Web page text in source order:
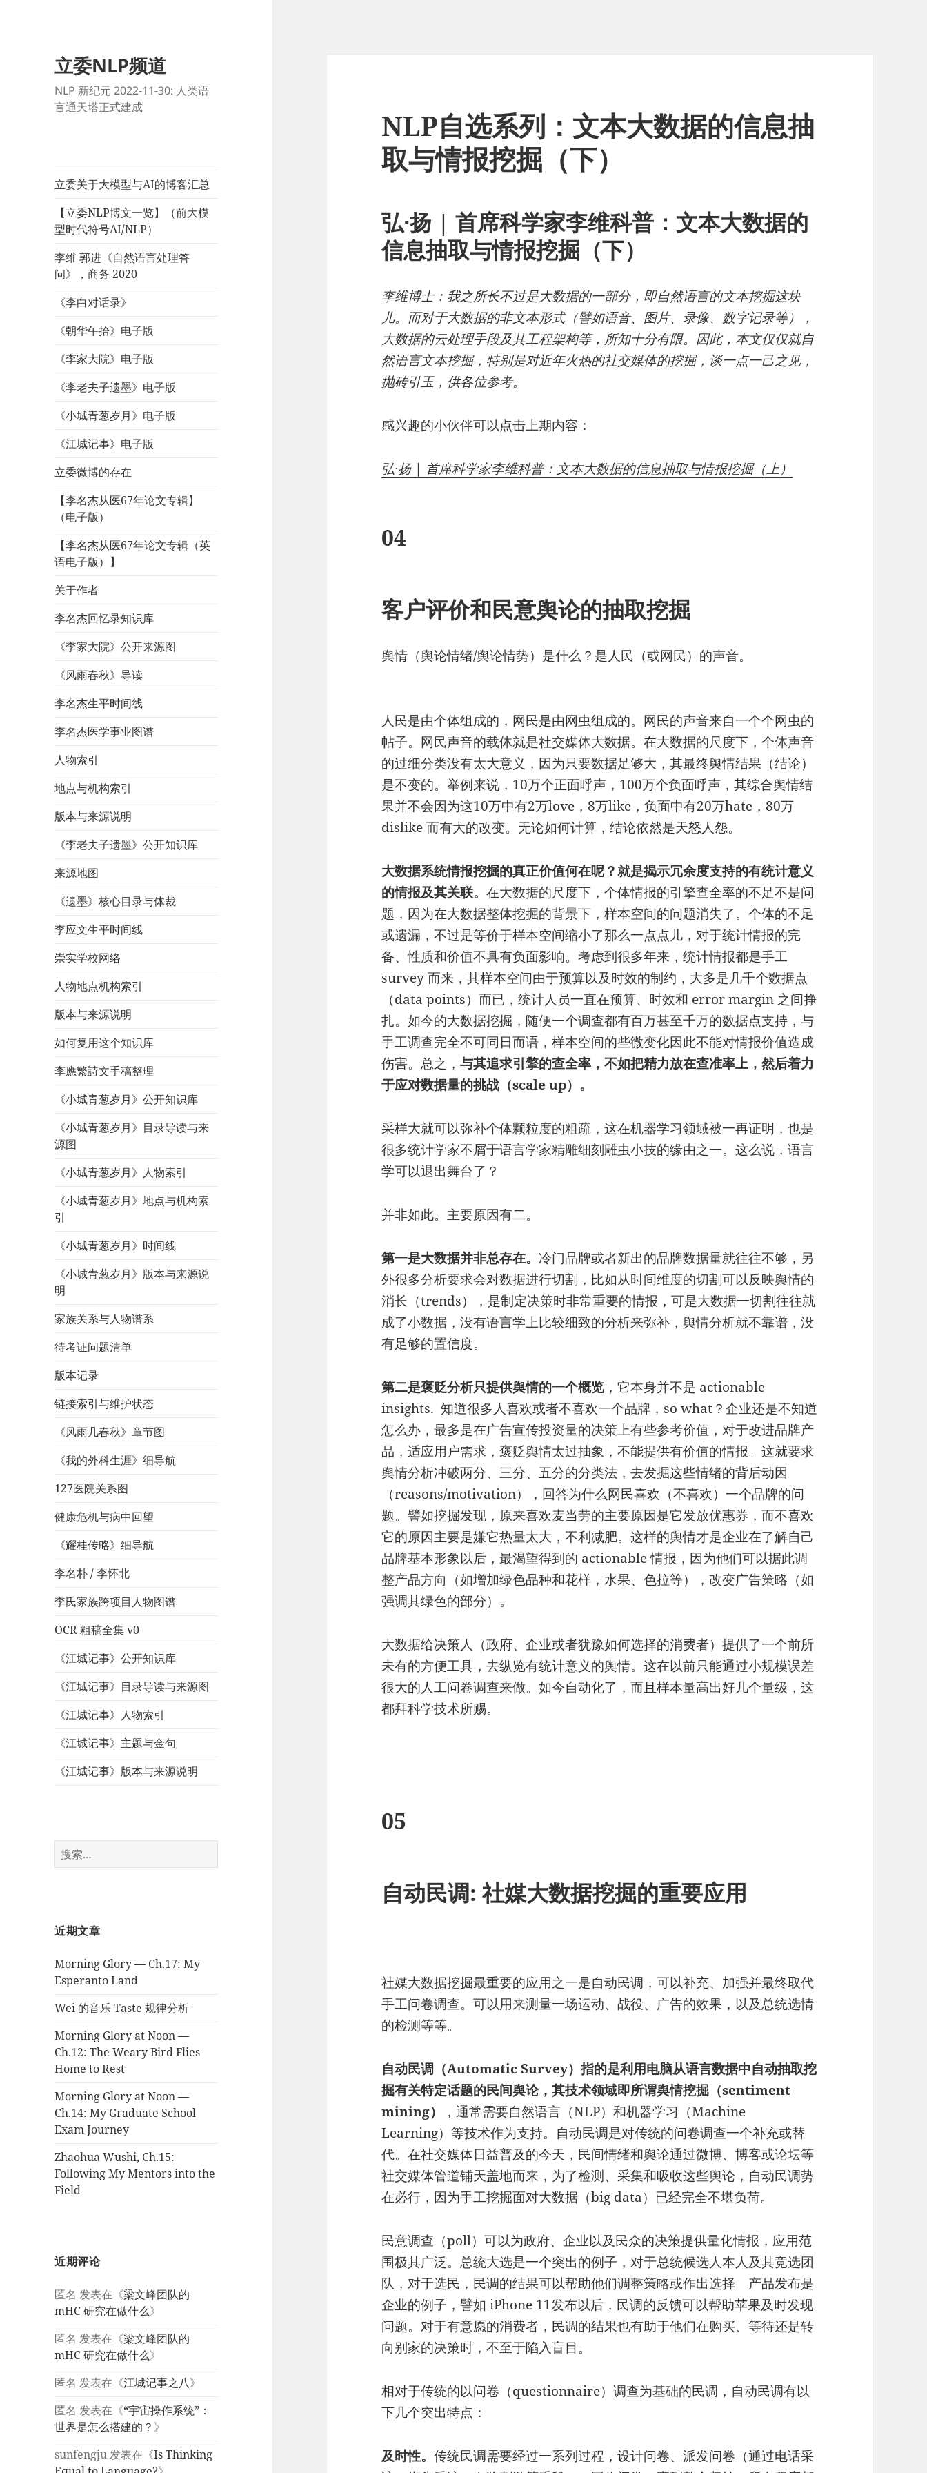
立委NLP频道
NLP 新纪元 2022-11-30: 人类语
言通天塔正式建成
立委关于大模型与AI的博客汇总
【立委NLP博文一览】（前大模
型时代符号AI/NLP）
李维 郭进《自然语言处理答
问》，商务 2020
《李白对话录》
《朝华午拾》电子版
《李家大院》电子版
《李老夫子遗墨》电子版
《小城青葱岁月》电子版
《江城记事》电子版
立委微博的存在
【李名杰从医67年论文专辑】
（电子版）
【李名杰从医67年论文专辑（英
语电子版）】
关于作者
李名杰回忆录知识库
《李家大院》公开来源图
《风雨春秋》导读
李名杰生平时间线
李名杰医学事业图谱
人物索引
地点与机构索引
版本与来源说明
《李老夫子遗墨》公开知识库
来源地图
《遗墨》核心目录与体裁
李应文生平时间线
崇实学校网络
人物地点机构索引
版本与来源说明
如何复用这个知识库
李應繁詩文手稿整理
《小城青葱岁月》公开知识库
《小城青葱岁月》目录导读与来
源图
《小城青葱岁月》人物索引
《小城青葱岁月》地点与机构索
引
《小城青葱岁月》时间线
《小城青葱岁月》版本与来源说
明
家族关系与人物谱系
待考证问题清单
版本记录
链接索引与维护状态
《风雨几春秋》章节图
《我的外科生涯》细导航
127医院关系图
健康危机与病中回望
《耀桂传略》细导航
李名朴 / 李怀北
李氏家族跨项目人物图谱
OCR 粗稿全集 v0
《江城记事》公开知识库
《江城记事》目录导读与来源图
《江城记事》人物索引
《江城记事》主题与金句
《江城记事》版本与来源说明
搜
索：
近期文章
Morning Glory — Ch.17: My
Esperanto Land
Wei 的音乐 Taste 规律分析
Morning Glory at Noon —
Ch.12: The Weary Bird Flies
Home to Rest
Morning Glory at Noon —
Ch.14: My Graduate School
Exam Journey
Zhaohua Wushi, Ch.15:
Following My Mentors into the
Field
近期评论
匿名 发表在《梁文峰团队的
mHC 研究在做什么》
匿名 发表在《梁文峰团队的
mHC 研究在做什么》
匿名 发表在《江城记事之八》
匿名 发表在《“宇宙操作系统”：
世界是怎么搭建的？ 》
sunfengju发表在《Is Thinking
NLP自选系列：文本大数据的信息抽
取与情报挖掘（下）
弘·扬 | 首席科学家李维科普：文本大数据的
信息抽取与情报挖掘（下）
李维博士：我之所长不过是大数据的一部分，即自然语言的文本挖掘这块
儿。而对于大数据的非文本形式（譬如语音、图片、录像、数字记录等），
大数据的云处理手段及其工程架构等，所知十分有限。因此，本文仅仅就自
然语言文本挖掘，特别是对近年火热的社交媒体的挖掘，谈一点一己之见，
抛砖引玉，供各位参考。
感兴趣的小伙伴可以点击上期内容：
弘·扬 | 首席科学家李维科普：文本大数据的信息抽取与情报挖掘（上）
04
客户评价和民意舆论的抽取挖掘
舆情（舆论情绪/舆论情势）是什么？是人民（或网民）的声音。
人民是由个体组成的，网民是由网虫组成的。网民的声音来自一个个网虫的
帖子。网民声音的载体就是社交媒体大数据。在大数据的尺度下，个体声音
的过细分类没有太大意义，因为只要数据足够大，其最终舆情结果（结论）
是不变的。举例来说，10万个正面呼声，100万个负面呼声，其综合舆情结
果并不会因为这10万中有2万love，8万like，负面中有20万hate，80万
dislike 而有大的改变。无论如何计算，结论依然是天怒人怨。
大数据系统情报挖掘的真正价值何在呢？就是揭示冗余度支持的有统计意义
的情报及其关联。在大数据的尺度下，个体情报的引擎查全率的不足不是问
题，因为在大数据整体挖掘的背景下，样本空间的问题消失了。个体的不足
或遗漏，不过是等价于样本空间缩小了那么一点点儿，对于统计情报的完
备、性质和价值不具有负面影响。考虑到很多年来，统计情报都是手工
survey 而来，其样本空间由于预算以及时效的制约，大多是几千个数据点
（data points）而已，统计人员一直在预算、时效和 error margin 之间挣
扎。如今的大数据挖掘，随便一个调查都有百万甚至千万的数据点支持，与
手工调查完全不可同日而语，样本空间的些微变化因此不能对情报价值造成
伤害。总之，与其追求引擎的查全率，不如把精力放在查准率上，然后着力
于应对数据量的挑战（scale up）。
采样大就可以弥补个体颗粒度的粗疏，这在机器学习领域被一再证明，也是
很多统计学家不屑于语言学家精雕细刻雕虫小技的缘由之一。这么说，语言
学可以退出舞台了？
并非如此。主要原因有二。
第一是大数据并非总存在。 冷门品牌或者新出的品牌数据量就往往不够，另
外很多分析要求会对数据进行切割，比如从时间维度的切割可以反映舆情的
消长（trends），是制定决策时非常重要的情报，可是大数据一切割往往就
成了小数据，没有语言学上比较细致的分析来弥补，舆情分析就不靠谱，没
有足够的置信度。
第二是褒贬分析只提供舆情的一个概览 ，它本身并不是 actionable
insights. 知道很多人喜欢或者不喜欢一个品牌，so what？企业还是不知道
怎么办，最多是在广告宣传投资量的决策上有些参考价值，对于改进品牌产
品，适应用户需求，褒贬舆情太过抽象，不能提供有价值的情报。这就要求
舆情分析冲破两分、三分、五分的分类法，去发掘这些情绪的背后动因
（reasons/motivation），回答为什么网民喜欢（不喜欢）一个品牌的问
题。譬如挖掘发现，原来喜欢麦当劳的主要原因是它发放优惠券，而不喜欢
它的原因主要是嫌它热量太大，不利减肥。这样的舆情才是企业在了解自己
品牌基本形象以后，最渴望得到的 actionable 情报，因为他们可以据此调
整产品方向（如增加绿色品种和花样，水果、色拉等），改变广告策略（如
强调其绿色的部分）。
大数据给决策人（政府、企业或者犹豫如何选择的消费者）提供了一个前所
未有的方便工具，去纵览有统计意义的舆情。这在以前只能通过小规模误差
很大的人工问卷调查来做。如今自动化了，而且样本量高出好几个量级，这
都拜科学技术所赐。
05
自动民调: 社媒大数据挖掘的重要应用
社媒大数据挖掘最重要的应用之一是自动民调，可以补充、加强并最终取代
手工问卷调查。可以用来测量一场运动、战役、广告的效果，以及总统选情
的检测等等。
自动民调（Automatic Survey）指的是利用电脑从语言数据中自动抽取挖
掘有关特定话题的民间舆论，其技术领域即所谓舆情挖掘（sentiment
mining）
，通常需要自然语言（NLP）和机器学习（Machine
Learning）等技术作为支持。自动民调是对传统的问卷调查一个补充或替
代。在社交媒体日益普及的今天，民间情绪和舆论通过微博、博客或论坛等
社交媒体管道铺天盖地而来，为了检测、采集和吸收这些舆论，自动民调势
在必行，因为手工挖掘面对大数据（big data）已经完全不堪负荷。
民意调查（poll）可以为政府、企业以及民众的决策提供量化情报，应用范
围极其广泛。总统大选是一个突出的例子，对于总统候选人本人及其竞选团
队，对于选民，民调的结果可以帮助他们调整策略或作出选择。产品发布是
企业的例子，譬如 iPhone 11发布以后，民调的反馈可以帮助苹果及时发现
问题。对于有意愿的消费者，民调的结果也有助于他们在购买、等待还是转
向别家的决策时，不至于陷入盲目。
相对于传统的以问卷（questionnaire）调查为基础的民调，自动民调有以
下几个突出特点：
及时性。传统民调需要经过一系列过程，设计问卷、派发问卷（通过电话采